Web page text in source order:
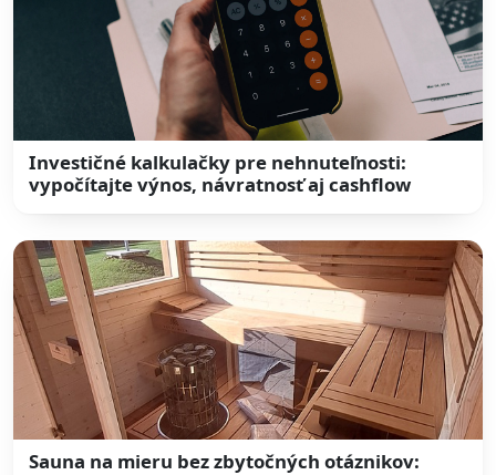
Investičné kalkulačky pre nehnuteľnosti:
vypočítajte výnos, návratnosť aj cashflow
Sauna na mieru bez zbytočných otáznikov: